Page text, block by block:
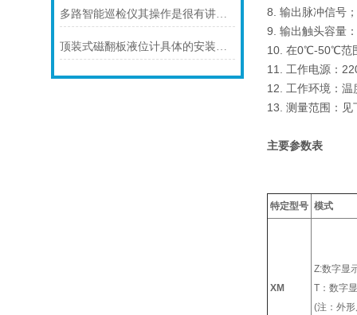
多路智能巡检仪其操作是很有讲究的
顶装式磁翻板液位计具体的安装要领如下
8. 输出脉冲信号
9. 输出触头容量
10. 在0℃-50℃范
11. 工作电源：
12. 工作环境：
13. 测量范围：
主要参数表
特定型号 模式
XM
Z:数字显
T：数字
(注：外